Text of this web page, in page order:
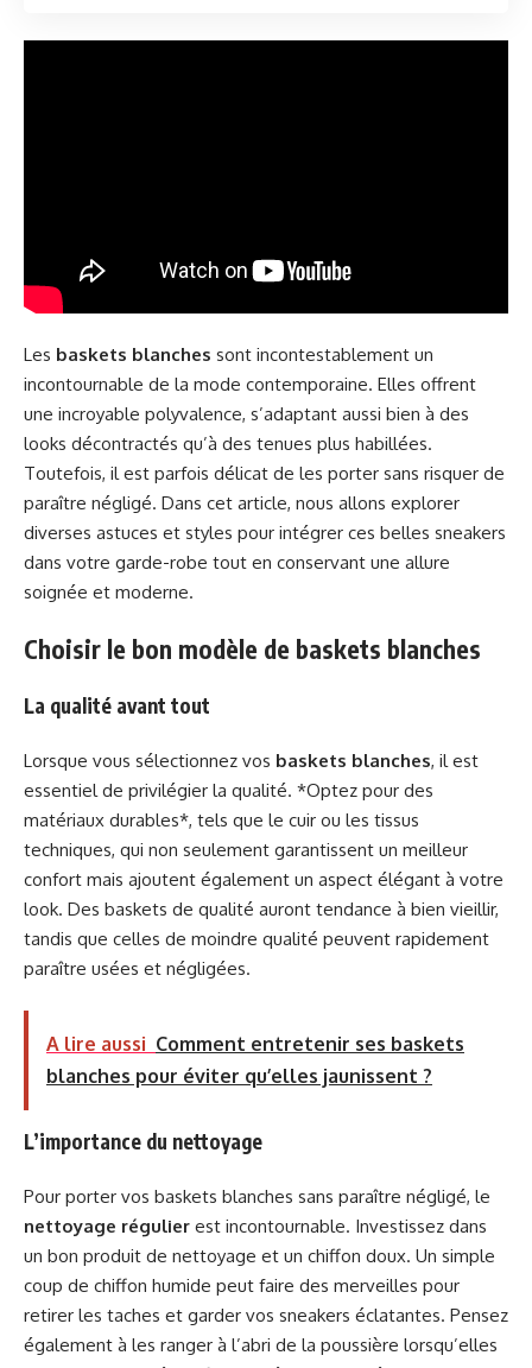
Les baskets blanches sont incontestablement un
incontournable de la mode contemporaine. Elles offrent
une incroyable polyvalence, s’adaptant aussi bien à des
looks décontractés qu’à des tenues plus habillées.
Toutefois, il est parfois délicat de les porter sans risquer de
paraître négligé. Dans cet article, nous allons explorer
diverses astuces et styles pour intégrer ces belles sneakers
dans votre garde-robe tout en conservant une allure
soignée et moderne.
Choisir le bon modèle de baskets blanches
La qualité avant tout
Lorsque vous sélectionnez vos baskets blanches, il est
essentiel de privilégier la qualité. *Optez pour des
matériaux durables*, tels que le cuir ou les tissus
techniques, qui non seulement garantissent un meilleur
confort mais ajoutent également un aspect élégant à votre
look. Des baskets de qualité auront tendance à bien vieillir,
tandis que celles de moindre qualité peuvent rapidement
paraître usées et négligées.
A lire aussi Comment entretenir ses baskets
blanches pour éviter qu’elles jaunissent ?
L’importance du nettoyage
Pour porter vos baskets blanches sans paraître négligé, le
nettoyage régulier est incontournable. Investissez dans
un bon produit de nettoyage et un chiffon doux. Un simple
coup de chiffon humide peut faire des merveilles pour
retirer les taches et garder vos sneakers éclatantes. Pensez
également à les ranger à l’abri de la poussière lorsqu’elles